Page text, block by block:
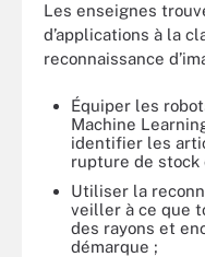
Les enseignes
d’applications à la
reconnaissance
Équiper les
Machine
identifier les
rupture de stock
Utiliser la
veiller à ce que
des rayons et
démarque ;